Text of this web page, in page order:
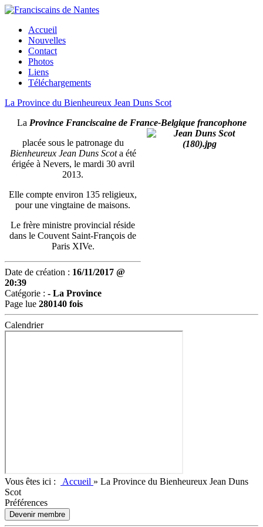
Accueil
Nouvelles
Contact
Photos
Liens
Téléchargements
La Province du Bienheureux Jean Duns Scot
La Province Franciscaine de France-Belgique francophone
placée sous le patronage du
Bienheureux Jean Duns Scota été
érigée à Nevers, le mardi 30 avril
2013.
Elle compte environ 135 religieux,
pour une vingtaine de maisons.
Le frère ministre provincial réside
dans le Couvent Saint-François de
Paris XIVe.
Date de création : 16/11/2017 @
20:39
Catégorie : - La Province
Page lue 280140 fois
Calendrier
Vous êtes ici : Accueil » La Province du Bienheureux Jean Duns
Scot
Préférences
Devenir membre